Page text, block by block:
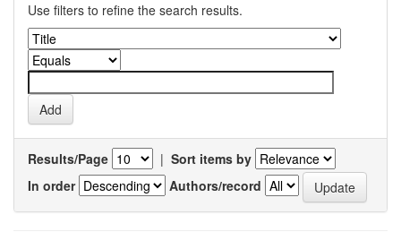
Use filters to refine the search results.
Results/Page | Sort items by
In order
Authors/record